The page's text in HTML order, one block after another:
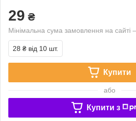
29 ₴
Мінімальна сума замовлення на сайті
28 ₴ від 10 шт.
Купити
або
Купити з